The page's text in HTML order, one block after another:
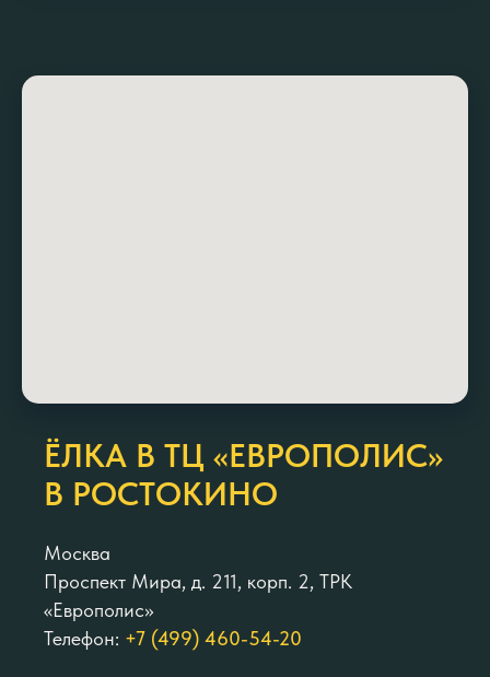
ЁЛКА В ТЦ «ЕВРОПОЛИС»
В РОСТОКИНО
Москва
Проспект Мира, д. 211, корп. 2, ТРК
«Европолис»
Телефон: +7 (499) 460-54-20